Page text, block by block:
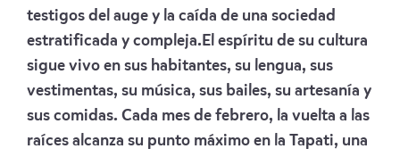
testigos del auge y la caída de una sociedad
estratificada y compleja.El espíritu de su cultura
sigue vivo en sus habitantes, su lengua, sus
vestimentas, su música, sus bailes, su artesanía y
sus comidas. Cada mes de febrero, la vuelta a las
raíces alcanza su punto máximo en la Tapati, una